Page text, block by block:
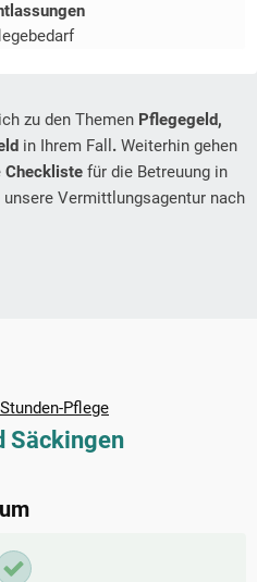
zu den Themen Pflegegeld,
in Ihrem Fall . Weiterhin gehen
Checkliste für die Betreuung in
unsere Vermittlungsagentur nach
Pflege
Säckingen